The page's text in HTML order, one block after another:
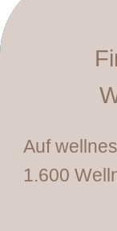
Auf
1.600